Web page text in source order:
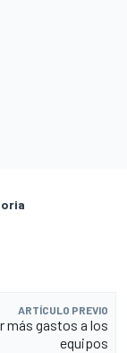
ARTÍCULO PREVIO
más gastos a los
equipos